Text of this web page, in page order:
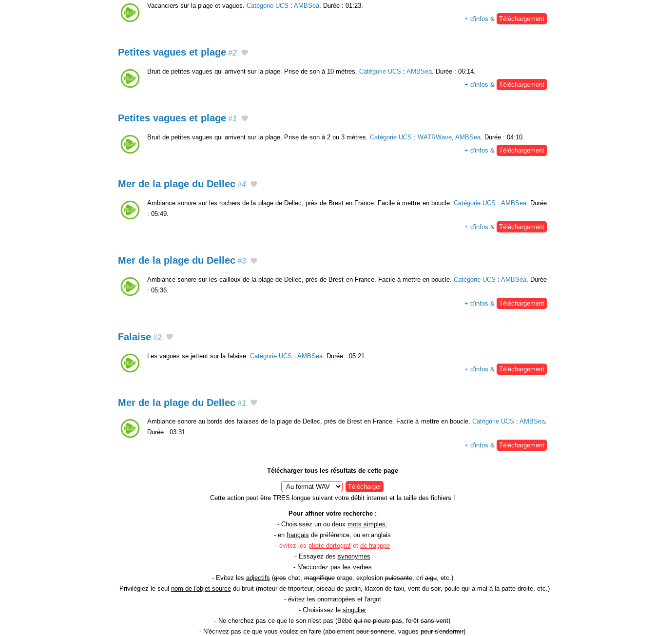
Vacanciers sur la plage et vagues. Catégorie UCS : AMBSea. Durée : 01:23.
+ d'infos & Téléchargement
Petites vagues et plage #2
Bruit de petites vagues qui arrivent sur la plage. Prise de son à 10 mètres. Catégorie UCS : AMBSea. Durée : 06:14.
+ d'infos & Téléchargement
Petites vagues et plage #1
Bruit de petites vagues qui arrivent sur la plage. Prise de son à 2 ou 3 mètres. Catégorie UCS : WATRWave AMBSea . Durée : 04:10.
+ d'infos &
Téléchargement
Mer de la plage du Dellec #4
Ambiance sonore sur les rochers de la plage de Dellec, près de Brest en France. Facile à mettre en boucle. Catégorie UCS : AMBSea. Durée
: 05:49.
+ d'infos &
Téléchargement
Mer de la plage du Dellec #3
Ambiance sonore sur les cailloux de la plage de Dellec, près de Brest en France. Facile à mettre en boucle. Catégorie UCS : AMBSea. Durée
: 05:36.
+ d'infos &
Téléchargement
Falaise #2
Les vagues se jettent sur la falaise. Catégorie UCS : AMBSea . Durée : 05:21.
+ d'infos &
Téléchargement
Mer de la plage du Dellec #1
Ambiance sonore au bords des falaises de la plage de Dellec, près de Brest en France. Facile à mettre en boucle. Catégorie UCS :AMBSea.
Durée : 03:31.
+ d'infos & Téléchargement
Télécharger tous les résultats de cette page
Télécharger
Cette action peut être TRES longue suivant votre débit internet et la taille des fichiers !
Pour affiner votre recherche :
- Choisissez un ou deux mots simples,
- en français de préférence, ou en anglais
- évitez les phote dortografet de frapppe
- Essayez des synonymes
- N'accordez pas les verbes
- Evitez les adjectifs (groschat,magnifiqueorage, explosionpuissante, criaigu, etc.)
- Privilégiez le seul nom de l'objet sourcedu bruit (moteurde triporteur, oiseaude jardin, klaxonde taxi, ventdu soir, poulequi a mal à la patte droite, etc.)
- évitez les onomatopées et l'argot
- Choisissez le singulier
- Ne cherchez pas ce que le son n'est pas (Bébé qui ne pleure pas, forêt sans vent)
- N'écrivez pas ce que vous voulez en faire (aboiement pour sonnerie, vagues pour s'endormir)